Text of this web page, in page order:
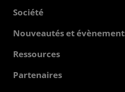
Société
À propos d'AMD
Responsabilité d'entreprise
Carrières
Nouveautés et
Salle de presse
Médiathèque
Ressources
Centre pour les développeurs
Partenaires